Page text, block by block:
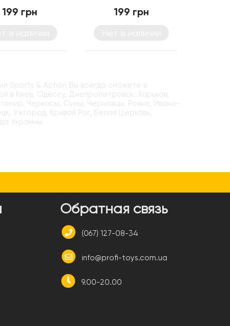
199 грн 199 грн
Sports & Action Вы всегда сможете в
в Киев, Одессу, Днепропетровск, Харьков,
Черкасы, Сумы, Черновцы, Ровно, Ивано-
Ужгород, Кривой Рог, Белая Церковь,
Украины
Обратная связь
(067) 127-08-34
info@profi-toys.com.ua
9.00-20.00